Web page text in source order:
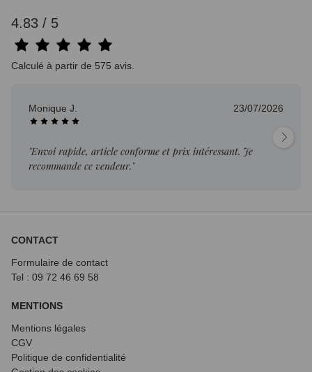
4.83 / 5
Calculé à partir de 575 avis.
Monique J. 23/07/2026
"Envoi rapide, article conforme et prix intéressant. Je
recommande ce vendeur."
CONTACT
Formulaire de contact
Tel : 09 72 46 69 58
MENTIONS
Mentions légales
CGV
Politique de confidentialité